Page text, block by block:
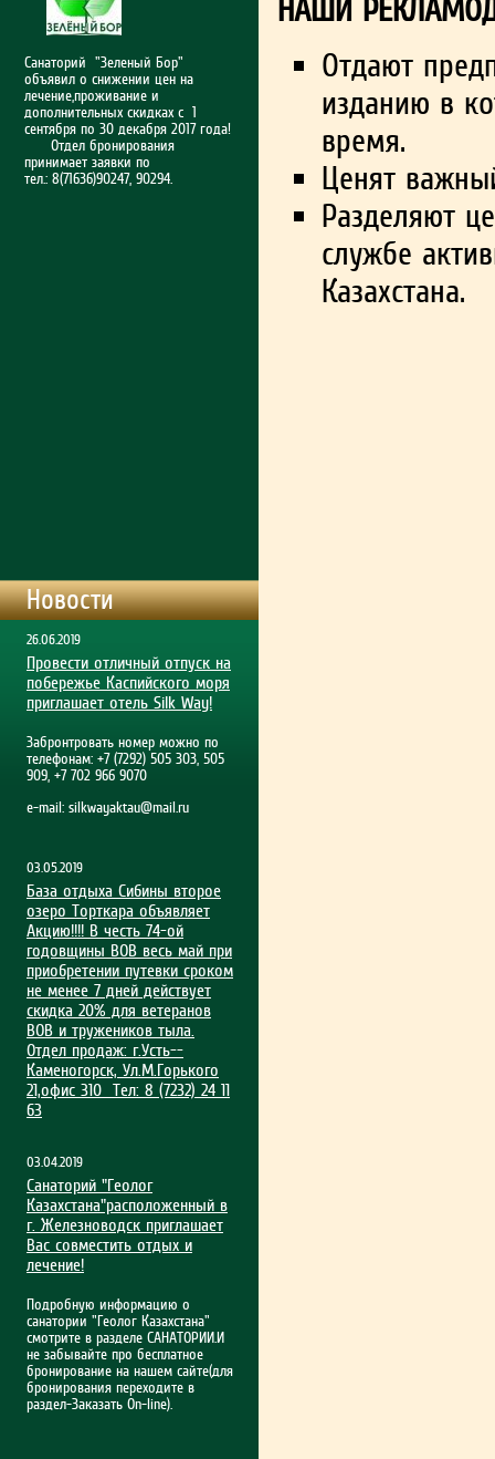
Санаторий "Зеленый Бор"
объявил о снижении цен на
лечение,проживание и
дополнительных скидках с 1
сентября по 30 декабря 2017 года!
Отдел бронирования
принимает заявки по
тел.: 8(71636)90247, 90294.
Новости
26.06.2019
Провести отличный отпуск на
побережье Каспийского моря
приглашает отель Silk Way!
Забронтровать номер можно по
телефонам: +7 (7292) 505 303, 505
909, +7 702 966 9070
e-mail: silkwayaktau@mail.ru
03.05.2019
База отдыха Сибины второе
озеро Торткара объявляет
Акцию!!!! В честь 74-ой
годовщины ВОВ весь май при
приобрет­ении путевки сроком
не менее 7 дней действует
скидка 20% для ветеранов
ВОВ и тружеников тыла.
Отдел продаж: г.Усть-­
Каменогорск, Ул.М.Гор­ького
21,офис 310 Тел: 8 (7232) 24 11
63
03.04.2019
Санаторий "Геолог
Казахстана"расположенный в
г. Железноводск приглашает
Вас совместить отдых и
лечение!
Подробную информацию о
санатории "Геолог Казахстана"
смотрите в разделе САНАТОРИИ.И
не забывайте про бесплатное
бронирование на нашем сайте(для
бронирования переходите в
раздел-Заказать On-line).
НАШИ
Отдают
изданию в
время.
Ценят
Разделяют
службе
Казахстана.